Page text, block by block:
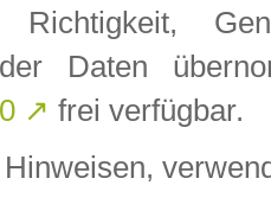
der Daten
↗ frei verfügbar.